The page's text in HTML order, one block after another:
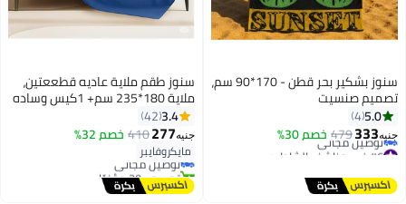
8
سنوز بشكير بحر قطن - 170*90 سم،
تصميم صنسيت
5.0
4
جنيه333
479 خصم 30%
#6 في مناشف الشاطئ
توصيل مجاني
#6 في مناشف الشاطئ
13
سنوز طقم ملاية عاديه قطععتين،
ملاية 180*235 سم+ 1كيس وساده
أضافي، بلو
3.4
42
جنيه277
410 خصم 32%
مايكروفايبر
#4 في ملاءات مسطحة
أقل سعر في 7 يوم
توصيل مجاني
تم بيع +20 مؤخرًا
#4 في ملاءات مسطحة